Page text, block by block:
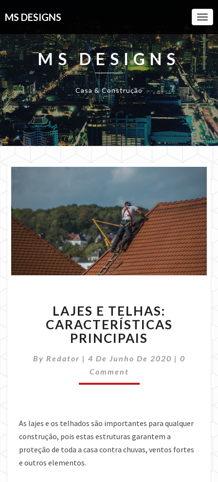
MS DESIGNS
MS DESIGNS
Casa & Construção
E
TELHAS:
CARACTERÍSTICAS
PRINCIPAIS
LAJES E TELHAS:
CARACTERÍSTICAS
PRINCIPAIS
By Redator | 4 De Junho De 2020 | 0
Comment
As lajes e os telhados são importantes para qualquer
construção, pois estas estruturas garantem a
proteção de toda a casa contra chuvas, ventos fortes
e outros elementos.